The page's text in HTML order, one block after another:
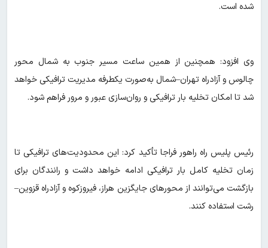
شده است.
وی افزود: همچنین از همین ساعت مسیر جنوب به شمال محور
چالوس و آزادراه تهران–شمال به‌صورت یکطرفه مدیریت ترافیکی خواهد
شد تا امکان تخلیه بار ترافیکی و روان‌سازی عبور و مرور فراهم شود.
رئیس پلیس راه راهور فراجا تأکید کرد: این محدودیت‌های ترافیکی تا
زمان تخلیه کامل بار ترافیکی ادامه خواهد داشت و رانندگان برای
بازگشت می‌توانند از محورهای جایگزین هراز، فیروزکوه و آزادراه قزوین–
رشت استفاده کنند.